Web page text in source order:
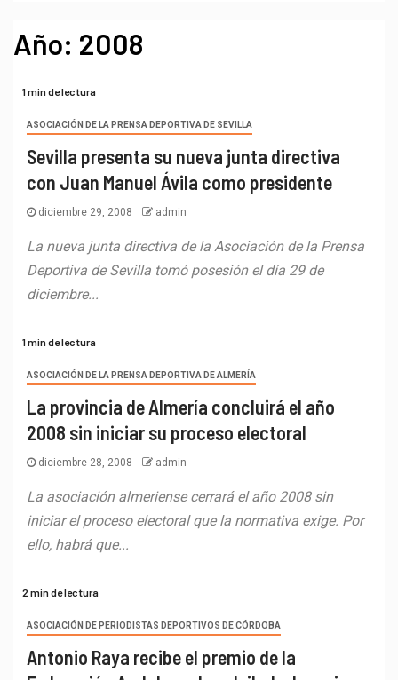
Año: 2008
1 min de lectura
ASOCIACIÓN DE LA PRENSA DEPORTIVA DE SEVILLA
Sevilla presenta su nueva junta directiva
con Juan Manuel Ávila como presidente
diciembre 29, 2008 admin
La nueva junta directiva de la Asociación de la Prensa
Deportiva de Sevilla tomó posesión el día 29 de
diciembre...
1 min de lectura
ASOCIACIÓN DE LA PRENSA DEPORTIVA DE ALMERÍA
La provincia de Almería concluirá el año
2008 sin iniciar su proceso electoral
diciembre 28, 2008 admin
La asociación almeriense cerrará el año 2008 sin
iniciar el proceso electoral que la normativa exige. Por
ello, habrá que...
2 min de lectura
ASOCIACIÓN DE PERIODISTAS DEPORTIVOS DE CÓRDOBA
Antonio Raya recibe el premio de la